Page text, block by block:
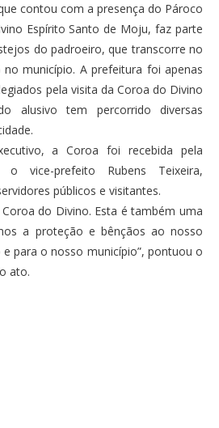
contou com a presença do Pároco
Espírito Santo de Moju, faz parte
do padroeiro, que transcorre no
município. A prefeitura foi apenas
pela visita da Coroa do Divino
alusivo tem percorrido diversas
a Coroa foi recebida pela
vice-prefeito Rubens Teixeira,
públicos e visitantes.
do Divino. Esta é também uma
a proteção e bênçãos ao nosso
para o nosso município”, pontuou o
ato.